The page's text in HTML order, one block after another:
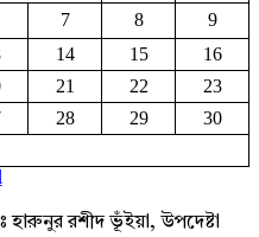
7 8
9
14 15
16
21 22
23
28 29
30
হারুনুর রশীদ ভূঁইয়া, উপদেষ্টা